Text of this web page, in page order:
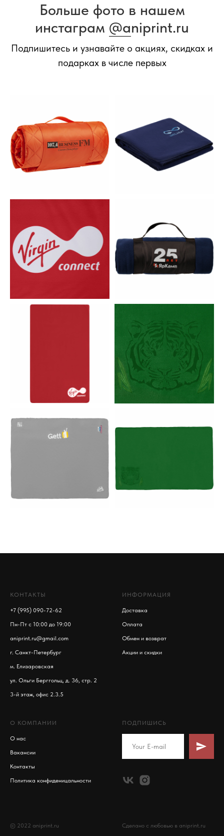
Больше фото в нашем
инстаграм @aniprint.ru
Подпишитесь и узнавайте о акциях, скидках и
подарках в числе первых
КОНТАКТЫ
+7 (995) 090-72-62
Пн-Пт с 10:00 до 19:00
aniprint.ru@gmail.com
г. Санкт-Петербург
м. Елизаровская
ул. Ольги Берггольц, д. 36, стр. 2
3-й этаж, офис 2.3.5
ИНФОРМАЦИЯ
Доставка
Оплата
Обмен и возврат
Акции и скидки
О КОМПАНИИ
О нас
Вакансии
Контакты
Политика конфиденицальности
ПОДПИШИСЬ
© 2022 aniprint.ru Сделано с любовью в aniprint.ru